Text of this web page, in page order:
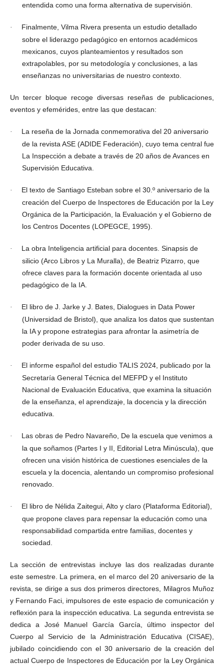
entendida como una forma alternativa de supervisión.
·
Finalmente, Vilma Rivera presenta un estudio detallado
sobre el liderazgo pedagógico en entornos académicos
mexicanos, cuyos planteamientos y resultados son
extrapolables, por su metodología y conclusiones, a las
enseñanzas no universitarias de nuestro contexto.
Un tercer bloque recoge diversas reseñas de publicaciones,
eventos y efemérides, entre las que destacan:
·
La reseña de la Jornada conmemorativa del 20 aniversario
de la revista ASE (ADIDE Federación), cuyo tema central fue
La Inspección a debate a través de 20 años de Avances en
Supervisión Educativa.
·
El texto de Santiago Esteban sobre el 30.º aniversario de la
creación del Cuerpo de Inspectores de Educación por la Ley
Orgánica de la Participación, la Evaluación y el Gobierno de
los Centros Docentes (LOPEGCE, 1995).
·
La obra Inteligencia artificial para docentes. Sinapsis de
silicio (Arco Libros y La Muralla), de Beatriz Pizarro, que
ofrece claves para la formación docente orientada al uso
pedagógico de la IA.
·
El libro de J. Jarke y J. Bates, Dialogues in Data Power
(Universidad de Bristol), que analiza los datos que sustentan
la IA y propone estrategias para afrontar la asimetría de
poder derivada de su uso.
·
El informe español del estudio TALIS 2024, publicado por la
Secretaría General Técnica del MEFPD y el Instituto
Nacional de Evaluación Educativa, que examina la situación
de la enseñanza, el aprendizaje, la docencia y la dirección
educativa.
·
Las obras de Pedro Navareño, De la escuela que venimos a
la que soñamos (Partes I y II, Editorial Letra Minúscula), que
ofrecen una visión histórica de cuestiones esenciales de la
escuela y la docencia, alentando un compromiso profesional
renovado.
·
El libro de Nélida Zaitegui, Alto y claro (Plataforma Editorial),
que propone claves para repensar la educación como una
responsabilidad compartida entre familias, docentes y
sociedad.
La sección de entrevistas incluye las dos realizadas durante
este semestre. La primera, en el marco del 20 aniversario de la
revista, se dirige a sus dos primeros directores, Milagros Muñoz
y Fernando Faci, impulsores de este espacio de comunicación y
reflexión para la inspección educativa. La segunda entrevista se
dedica a José Manuel García García, último inspector del
Cuerpo al Servicio de la Administración Educativa (CISAE),
jubilado coincidiendo con el 30 aniversario de la creación del
actual Cuerpo de Inspectores de Educación por la Ley Orgánica